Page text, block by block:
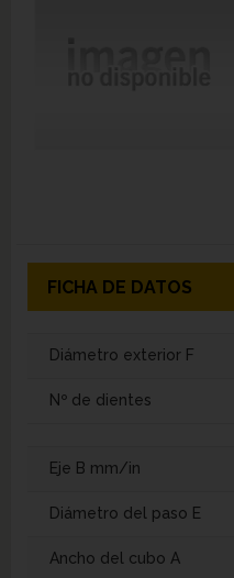
FICHA DE DATOS
Diámetro exterior F
Nº de dientes
Eje B mm/in
Diámetro del paso E
Ancho del cubo A